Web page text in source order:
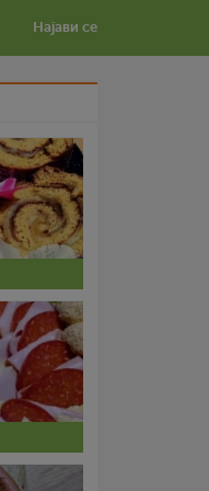
Најави се